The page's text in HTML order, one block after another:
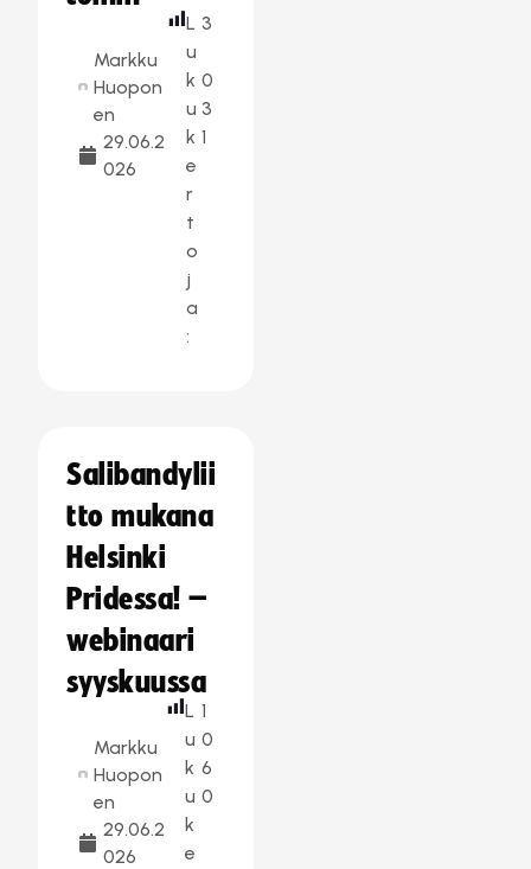
Markku
Huopon
en
29.06.2
026
L
u
k
u
k
e
r
t
o
j
a
:
3
0
3
1
Salibandylii
tto mukana
Helsinki
Pridessa! –
webinaari
syyskuussa
Markku
Huopon
en
29.06.2
026
L
u
k
u
k
e
1
0
6
0